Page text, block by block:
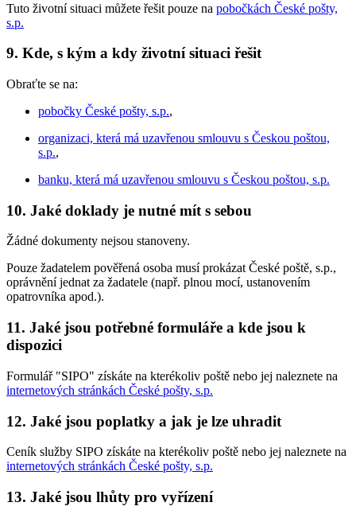
Tuto životní situaci můžete řešit pouze na pobočkách České pošty,
s.p.
9. Kde, s kým a kdy životní situaci řešit
Obraťte se na:
pobočky České pošty, s.p.,
organizaci, která má uzavřenou smlouvu s Českou poštou,
s.p.,
banku, která má uzavřenou smlouvu s Českou poštou, s.p.
10. Jaké doklady je nutné mít s sebou
Žádné dokumenty nejsou stanoveny.
Pouze žadatelem pověřená osoba musí prokázat České poště, s.p.,
oprávnění jednat za žadatele (např. plnou mocí, ustanovením
opatrovníka apod.).
11. Jaké jsou potřebné formuláře a kde jsou k
dispozici
Formulář "SIPO" získáte na kterékoliv poště nebo jej naleznete na
internetových stránkách České pošty, s.p.
12. Jaké jsou poplatky a jak je lze uhradit
Ceník služby SIPO získáte na kterékoliv poště nebo jej naleznete na
internetových stránkách České pošty, s.p.
13. Jaké jsou lhůty pro vyřízení